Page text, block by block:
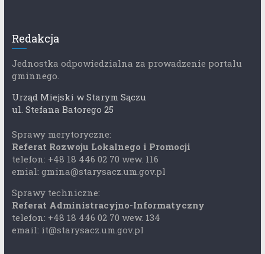
Redakcja
Jednostka odpowiedzialna za prowadzenie portalu
gminnego.
Urząd Miejski w Starym Sączu
ul. Stefana Batorego 25
Sprawy merytoryczne:
Referat Rozwoju Lokalnego i Promocji
telefon: +48 18 446 02 70 wew. 116
emial: gmina@starysacz.um.gov.pl
Sprawy techniczne:
Referat Administracyjno-Informatyczny
telefon: +48 18 446 02 70 wew. 134
email: it@starysacz.um.gov.pl